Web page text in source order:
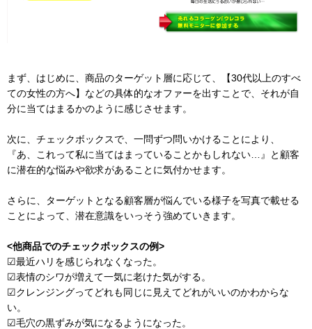
まず、はじめに、商品のターゲット層に応じて、【30代以上のすべ
ての女性の方へ】などの具体的なオファーを出すことで、それが自
分に当てはまるかのように感じさせます。
次に、チェックボックスで、一問ずつ問いかけることにより、
『あ、これって私に当てはまっていることかもしれない…』と顧客
に潜在的な悩みや欲求があることに気付かせます。
さらに、ターゲットとなる顧客層が悩んでいる様子を写真で載せる
ことによって、潜在意識をいっそう強めていきます。
<他商品でのチェックボックスの例>
☑最近ハリを感じられなくなった。
☑表情のシワが増えて一気に老けた気がする。
☑クレンジングってどれも同じに見えてどれがいいのかわからな
い。
☑毛穴の黒ずみが気になるようになった。